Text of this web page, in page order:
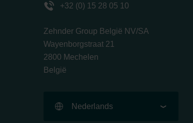
+32 (0) 15 28 05 10
Zehnder Group België NV/SA
Wayenborgstraat 21
2800 Mechelen
België
Nederlands